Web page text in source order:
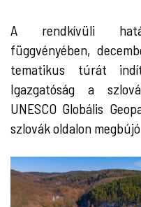
A rendkívüli
függvényében,
tematikus túrát
Igazgatóság a
UNESCO Globális
szlovák oldalon